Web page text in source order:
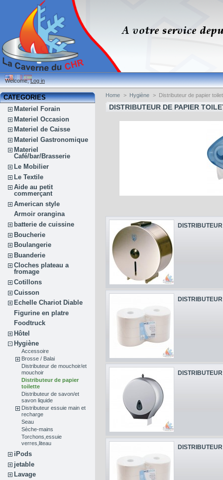
Welcome,Log in
CATEGORIES
Materiel Forain
Materiel Occasion
Materiel de Caisse
Materiel Gastronomique
Materiel
Café/bar/Brasserie
Le Mobilier
Le Textile
Aide au petit
commerçant
American style
Armoir orangina
batterie de cuissine
Boucherie
Boulangerie
Buanderie
Cloches plateau a
fromage
Cotillons
Cuisson
Echelle Chariot Diable
Figurine en platre
Foodtruck
Hôtel
Hygiène
Accessoire
Brosse / Balai
Distributeur de mouchoir/et
mouchoir
Distributeur de papier
toilette
Distributeur de savon/et
savon liquide
Distributeur essuie main et
recharge
Seau
Sèche-mains
Torchons,essuie
verres,liteau
iPods
jetable
Lavage
Home > Hygiène > Distributeur de papier
DISTRIBUTEUR DE PAPIER